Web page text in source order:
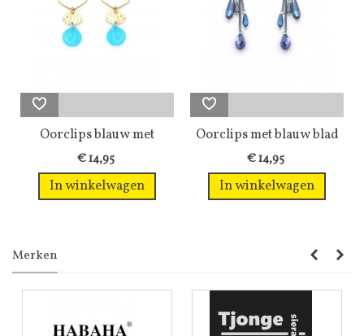
Oorclips blauw met
bedels en...
€ 14,95
In winkelwagen
Oorclips met blauw blad
en...
€ 14,95
In winkelwagen
Merken